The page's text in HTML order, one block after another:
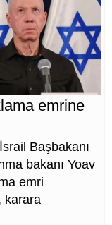
emrine
Başbakanı
bakanı Yoav
emri
karara